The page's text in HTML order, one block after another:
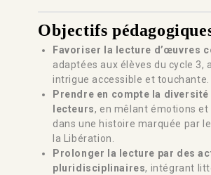
Objectifs
Favoriser la lecture d’œuvres
adaptées aux élèves du cycle 3,
intrigue accessible et touchante.
Prendre en compte la diversité
lecteurs, en mêlant émotions et
dans une histoire marquée par
la Libération.
Prolonger la lecture par des
pluridisciplinaires, intégrant